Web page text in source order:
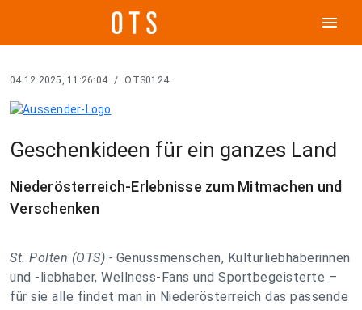
menu
04.12.2025, 11:26:04 / OTS0124
Geschenkideen für ein ganzes Land
Niederösterreich-Erlebnisse zum Mitmachen und
Verschenken
St. Pölten (OTS) - Genussmenschen, Kulturliebhaberinnen
und -liebhaber, Wellness-Fans und Sportbegeisterte –
für sie alle findet man in Niederösterreich das passende